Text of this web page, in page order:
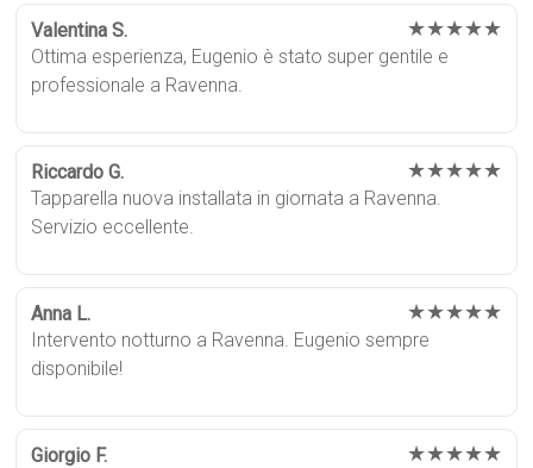
Valentina S. ★★★★★
Ottima esperienza, Eugenio è stato super gentile e
professionale a Ravenna.
Riccardo G. ★★★★★
Tapparella nuova installata in giornata a Ravenna.
Servizio eccellente.
Anna L. ★★★★★
Intervento notturno a Ravenna. Eugenio sempre
disponibile!
Giorgio F. ★★★★★